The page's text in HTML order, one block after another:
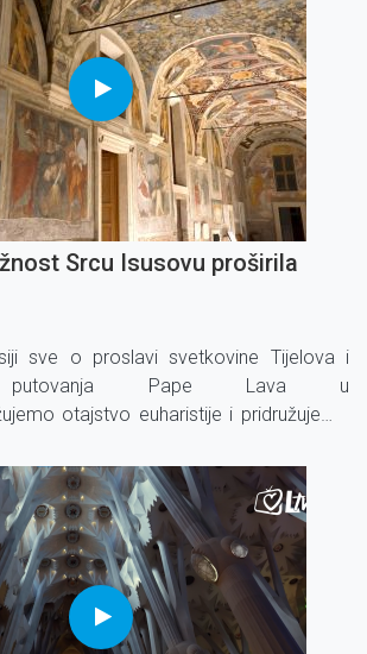
Srcu Isusovu proširila
sve o proslavi svetkovine Tijelova i
putovanja Pape Lava u
otajstvo euharistije i pridružujemo